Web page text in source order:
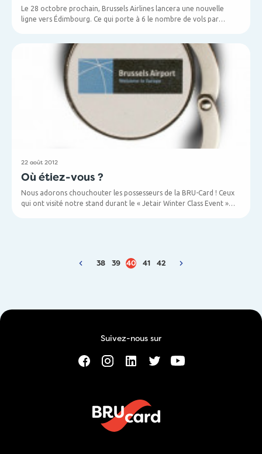
Le 28 octobre prochain, Brussels Airlines lancera une nouvelle
ligne vers Édimbourg. Ce qui porte à 6 le nombre de vols par
22 août 2012
Où étiez-vous ?
Nous adorons chouchouter les possesseurs de la BRU-Card ! Ceux
qui ont visité notre stand durant le « Jetair Winter Class Event »
38 39 40 41 42
Suivez-nous sur